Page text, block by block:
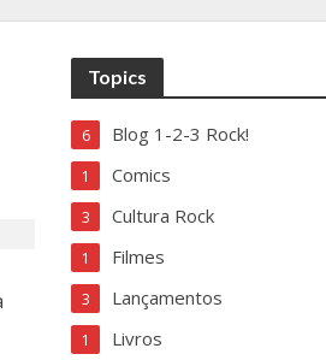
Topics
Blog 1-2-3 Rock!
6
Comics
1
Cultura Rock
3
Filmes
1
Lançamentos
3
Livros
1